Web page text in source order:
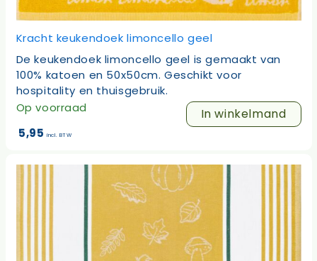
Kracht keukendoek limoncello geel
De keukendoek limoncello geel is gemaakt van
100% katoen en 50x50cm. Geschikt voor
hospitality en thuisgebruik.
Op voorraad
In winkelmand
5,95 incl. BTW